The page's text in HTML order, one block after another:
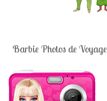
Barbie Photos de Voyage